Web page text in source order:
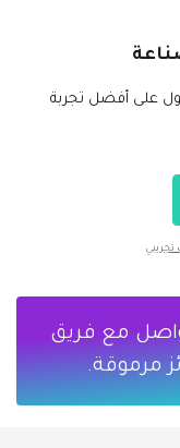
على أفضل تجربة
مع فريق
مرموقة.